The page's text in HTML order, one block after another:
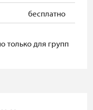
бесплатно
только для групп